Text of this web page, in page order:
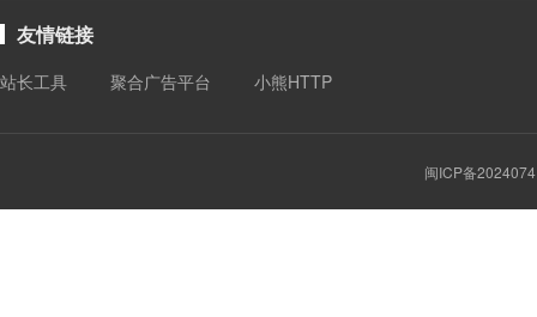
友情链接
站长工具 聚合广告平台 小熊HTTP
闽ICP备